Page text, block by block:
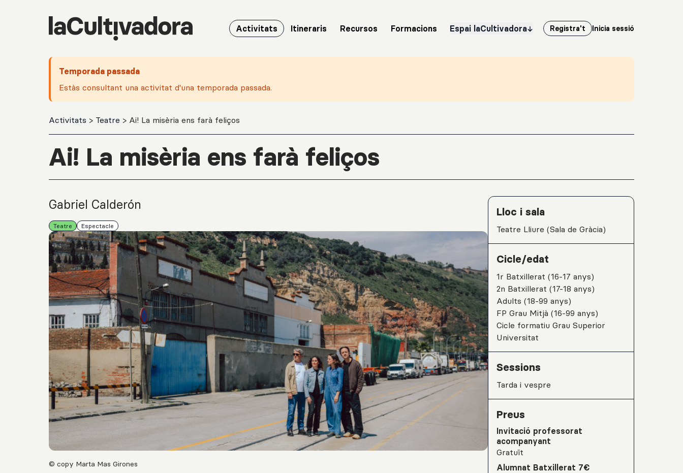
Activitats Itineraris Recursos Formacions Espai laCultivadora Registra't Inicia sessió
Temporada passada
Estàs consultant una activitat d'una temporada passada.
Activitats > Teatre > Ai! La misèria ens farà feliços
Ai! La misèria ens farà feliços
© copy Marta Mas Girones
Gabriel Calderón
Teatre Espectacle
Detalls de l'activitat
Lloc i sala
Teatre Lliure (Sala de Gràcia)
Cicle/edat
1r Batxillerat (16-17 anys)
2n Batxillerat (17-18 anys)
Adults (18-99 anys)
FP Grau Mitjà (16-99 anys)
Cicle formatiu Grau Superior
Universitat
Sessions
tarda i vespre
Preus
Invitació professorat
acompanyant
Gratuït
Alumnat Batxillerat 7€